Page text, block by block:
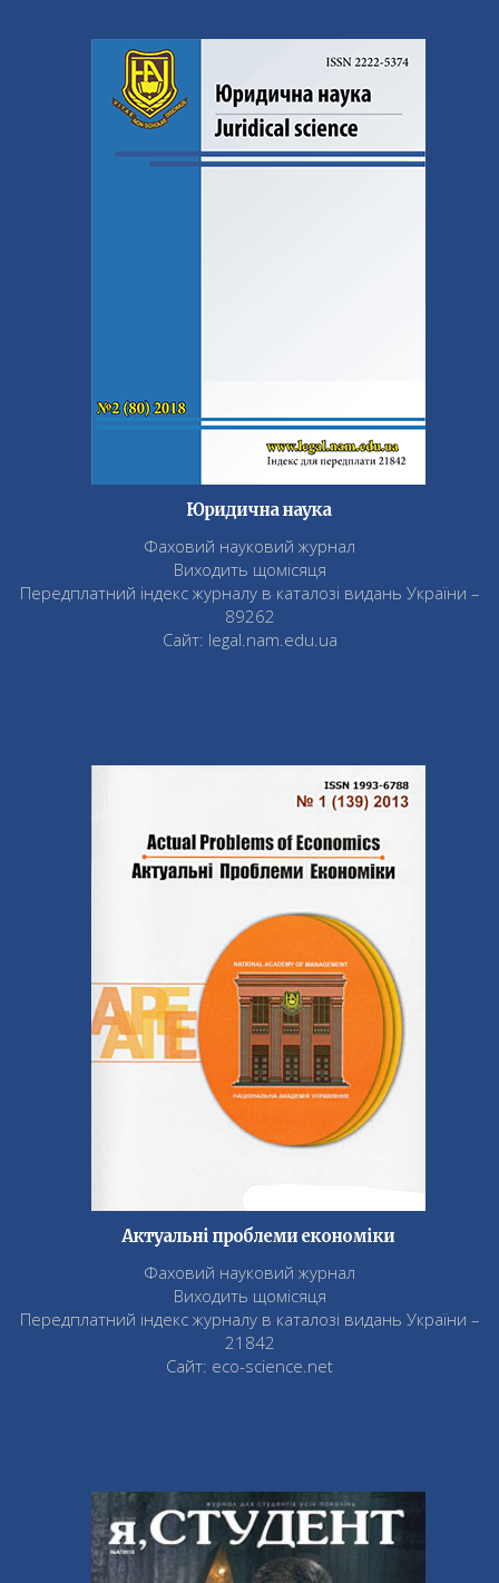
Юридична наука
Фаховий науковий журнал
Виходить щомісяця
Передплатний індекс журналу в каталозі видань України –
89262
Сайт: legal.nam.edu.ua
Актуальні проблеми економіки
Фаховий науковий журнал
Виходить щомісяця
Передплатний індекс журналу в каталозі видань України –
21842
Сайт: eco-science.net